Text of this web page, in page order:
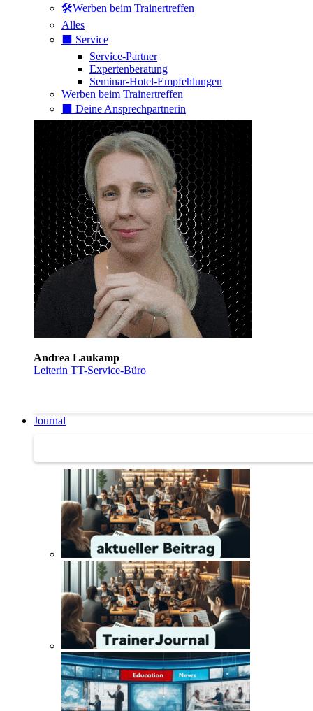
🛠️Werben beim Trainertreffen
Alles
⬛️ Service
Service-Partner
Expertenberatung
Seminar-Hotel-Empfehlungen
Werben beim Trainertreffen
⬛️ Deine Ansprechpartnerin
Andrea Laukamp
Leiterin TT-Service-Büro
Journal